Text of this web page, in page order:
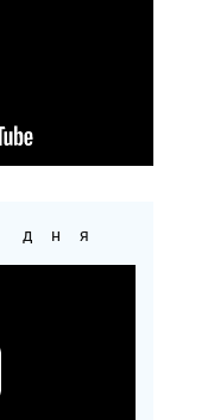
дня